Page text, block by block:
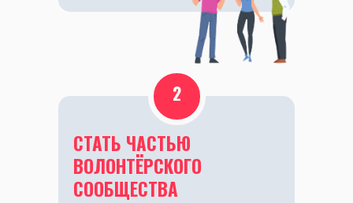
СТАТЬ ЧАСТЬЮ
ВОЛОНТЁРСКОГО
СООБЩЕСТВА
2